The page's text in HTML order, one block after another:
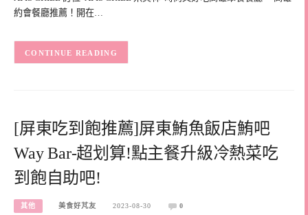
約會餐廳推薦！開在…
CONTINUE READING
[屏東吃到飽推薦]屏東鮪魚飯店鮪吧
Way Bar-超划算!點主餐升級冷熱菜吃
到飽自助吧!
其他 美食好芃友 2023-08-30 0